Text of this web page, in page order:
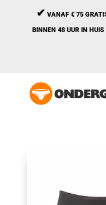
✔ VANAF € 75
BINNEN 48 UUR IN